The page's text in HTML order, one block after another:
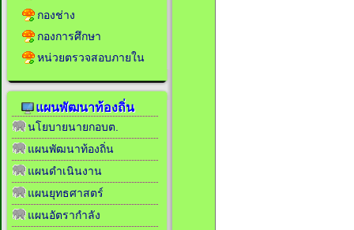
กองช่าง
กองการศึกษา
หน่วยตรวจสอบภายใน
แผนพัฒนาท้องถิ่น
นโยบายนายกอบต.
แผนพัฒนาท้องถิ่น
แผนดำเนินงาน
แผนยุทธศาสตร์
แผนอัตรากำลัง